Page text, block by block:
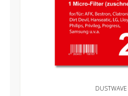
DUSTWAVE